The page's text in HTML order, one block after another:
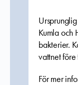
Kumla och
bakterier.
vattnet
För mer